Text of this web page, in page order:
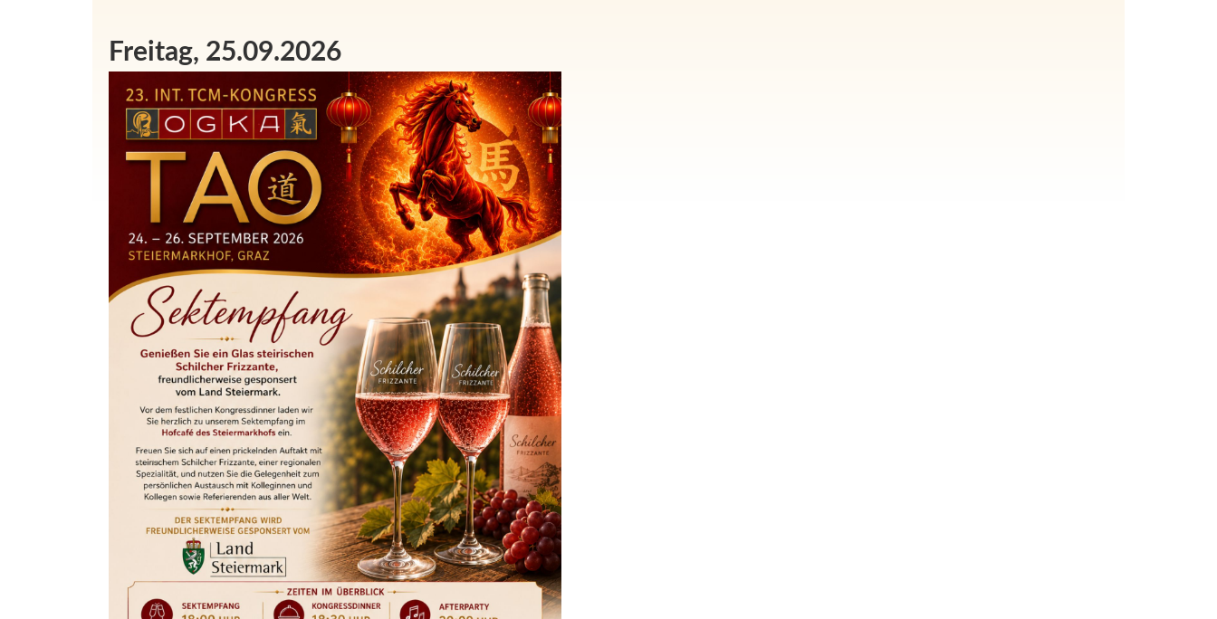
Freitag, 25.09.2026